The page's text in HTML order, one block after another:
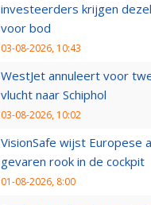
investeerders krijgen
voor bod
03-08-2026, 10:43
WestJet annuleert voor
vlucht naar Schiphol
03-08-2026, 10:02
VisionSafe wijst Europese
gevaren rook in de cockpit
01-08-2026, 8:00